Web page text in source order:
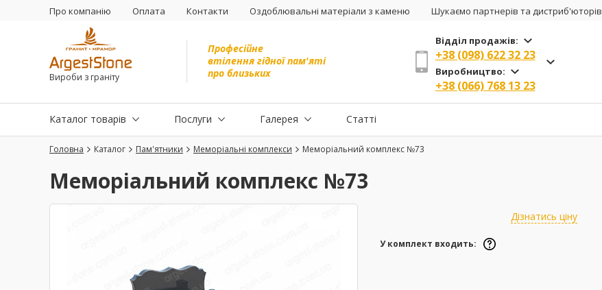
Про компанію Оплата Контакти Оздоблювальні матеріали з каменю Шукаємо партнерів та дистриб'юторів
Вироби з граніту
Професійне
втілення гідної пам'яті
про близьких
Відділ продажів:
+38 (098) 622 32 23
Виробництво:
+38 (066) 768 13 23
Каталог товарів Послуги Галерея Статті
Головна Каталог Пам'ятники Меморіальні комплекси Меморіальний комплекс №73
Меморіальний комплекс №73
Дізнатись ціну
У комплект входить: